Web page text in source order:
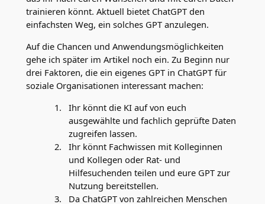
trainieren könnt. Aktuell bietet ChatGPT den
einfachsten Weg, ein solches GPT anzulegen.
Auf die Chancen und Anwendungsmöglichkeiten
gehe ich später im Artikel noch ein. Zu Beginn nur
drei Faktoren, die ein eigenes GPT in ChatGPT für
soziale Organisationen interessant machen:
Ihr könnt die KI auf von euch
ausgewählte und fachlich geprüfte Daten
zugreifen lassen.
Ihr könnt Fachwissen mit Kolleginnen
und Kollegen oder Rat- und
Hilfesuchenden teilen und eure GPT zur
Nutzung bereitstellen.
Da ChatGPT von zahlreichen Menschen